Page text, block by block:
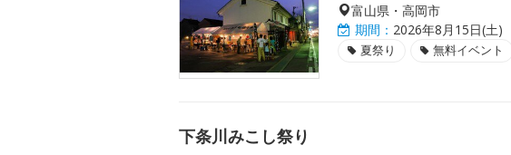
富山県・高岡市
期間： 2026年8月15日(土)
夏祭り 無料イベント
下条川みこし祭り